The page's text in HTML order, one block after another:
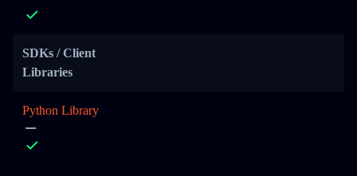
SDKs / Client
Libraries
Python Library